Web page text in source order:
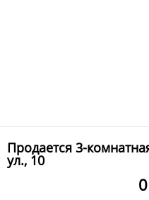
Продается 3-
ул., 10